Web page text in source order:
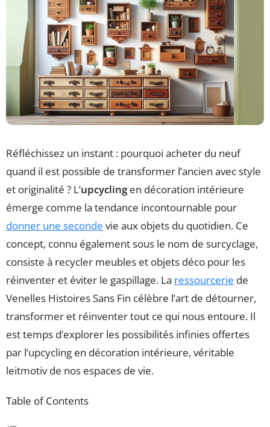
Réfléchissez un instant : pourquoi acheter du neuf
quand il est possible de transformer l’ancien avec style
et originalité ? L’upcyclingen décoration intérieure
émerge comme la tendance incontournable pour
donner une seconde vie aux objets du quotidien. Ce
concept, connu également sous le nom de surcyclage,
consiste à recycler meubles et objets déco pour les
réinventer et éviter le gaspillage. La ressourcerie de
Venelles Histoires Sans Fin célèbre l’art de détourner,
transformer et réinventer tout ce qui nous entoure. Il
est temps d’explorer les possibilités infinies offertes
par l’upcycling en décoration intérieure, véritable
leitmotiv de nos espaces de vie.
Table of Contents